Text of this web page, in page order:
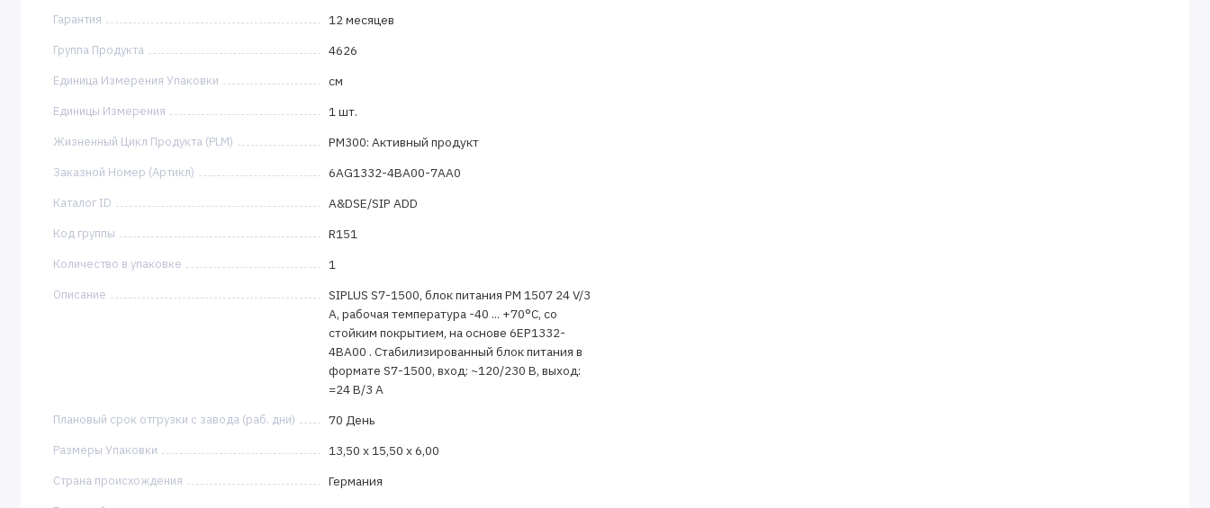
Гарантия 12 месяцев
Группа Продукта 4626
Единица Измерения Упаковки см
Единицы Измерения 1 шт.
Жизненный Цикл Продукта (PLM) PM300: Активный продукт
Заказной Номер (Артикл) 6AG1332-4BA00-7AA0
Каталог ID A&DSE/SIP ADD
Код группы R151
Количество в упаковке 1
Описание
SIPLUS S7-1500, блок питания PM 1507 24 V/3
A, рабочая температура -40 ... +70°C, со
стойким покрытием, на основе 6EP1332-
4BA00 . Стабилизированный блок питания в
формате S7-1500, вход: ~120/230 В, выход:
=24 В/3 А
Плановый срок отгрузки с завода (раб. дни) 70 День
Размеры Упаковки 13,50 x 15,50 x 6,00
Страна происхождения Германия